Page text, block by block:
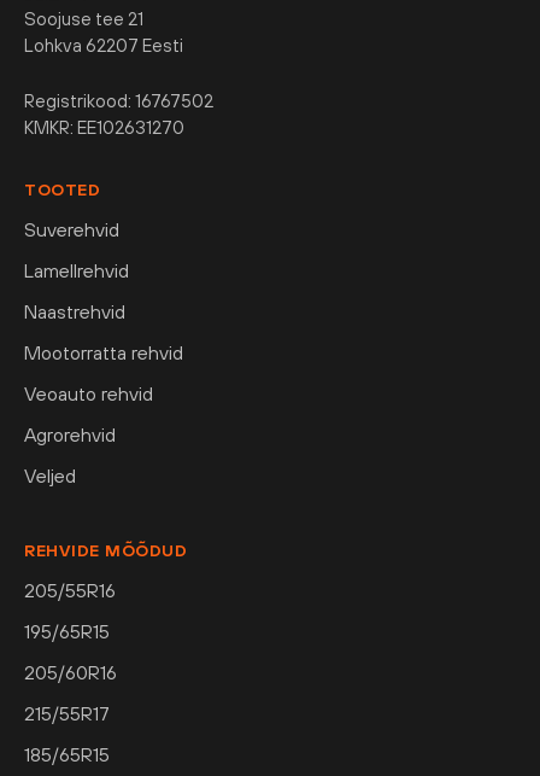
Soojuse tee 21
Lohkva 62207 Eesti
Registrikood: 16767502
KMKR: EE102631270
TOOTED
Suverehvid
Lamellrehvid
Naastrehvid
Mootorratta rehvid
Veoauto rehvid
Agrorehvid
Veljed
REHVIDE MÕÕDUD
205/55R16
195/65R15
205/60R16
215/55R17
185/65R15